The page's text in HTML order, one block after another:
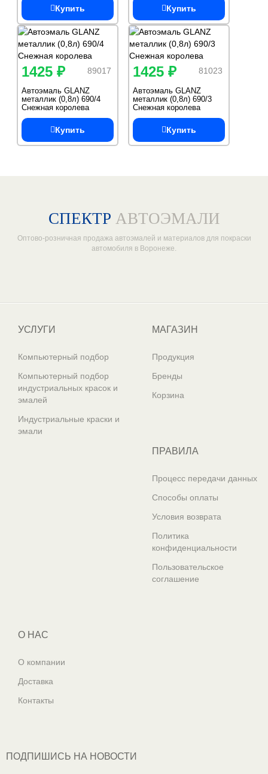
Купить Купить
89017
1425 ₽
Автоэмаль GLANZ
металлик (0,8л) 690/4
Снежная королева
Купить
81023
1425 ₽
Автоэмаль GLANZ
металлик (0,8л) 690/3
Снежная королева
Купить
СПЕКТР АВТОЭМАЛИ
Оптово-розничная продажа автоэмалей и материалов для покраски
автомобиля в Воронеже.
УСЛУГИ
Компьютерный подбор
Компьютерный подбор
индустриальных красок и
эмалей
Индустриальные краски и
эмали
МАГАЗИН
Продукция
Бренды
Корзина
ПРАВИЛА
Процесс передачи данных
Способы оплаты
Условия возврата
Политика
конфиденциальности
Пользовательское
соглашение
О НАС
О компании
Доставка
Контакты
ПОДПИШИСЬ НА НОВОСТИ